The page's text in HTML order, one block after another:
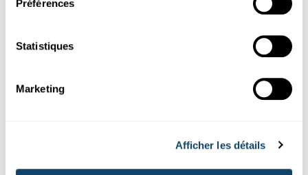
Préférences
Statistiques
Marketing
Afficher les détails